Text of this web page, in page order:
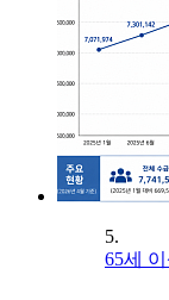
5.
65세